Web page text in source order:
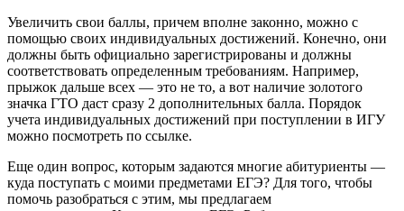
Увеличить свои баллы, причем вполне законно, можно с
помощью своих индивидуальных достижений. Конечно, они
должны быть официально зарегистрированы и должны
соответствовать определенным требованиям. Например,
прыжок дальше всех — это не то, а вот наличие золотого
значка ГТО даст сразу 2 дополнительных балла. Порядок
учета индивидуальных достижений при поступлении в ИГУ
можно посмотреть по ссылке.
Еще один вопрос, которым задаются многие абитуриенты —
куда поступать с моими предметами ЕГЭ? Для того, чтобы
помочь разобраться с этим, мы предлагаем